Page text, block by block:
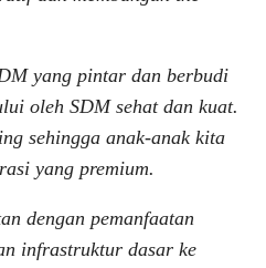
yang pintar dan berbudi
oleh SDM sehat dan kuat.
sehingga anak-anak kita
yang premium.
dengan pemanfaatan
infrastruktur dasar ke